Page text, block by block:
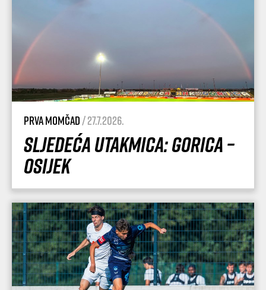
Prva momčad/ 27.7.2026.
Sljedeća utakmica: Gorica –
Osijek